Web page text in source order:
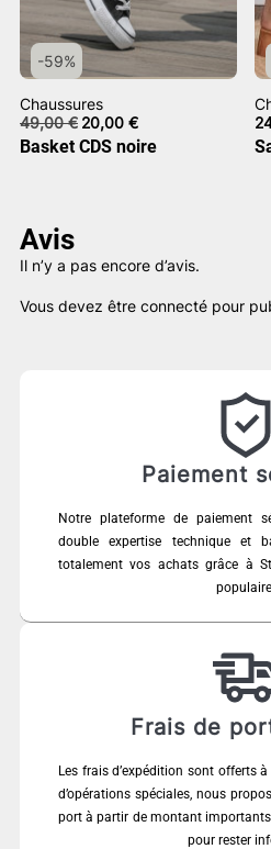
-59%
Chaussures
49,00€ Le
prix
initial
20,00 €Le
prix
actuel
Basket CDS noire
Avis
Il n’y a pas encore d’avis.
Vous devez être connecté pour
Paiement
Notre plateforme de paiement
double expertise technique et
totalement vos achats grâce à
Frais de
Les frais d’expédition sont offerts
d’opérations spéciales, nous
port à partir de montant
pour rester